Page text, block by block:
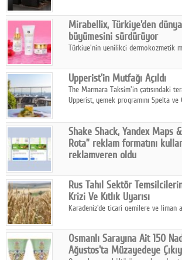
kontrol ünitesi Madoka Plus
Mirabellix, Türkiye'den
büyümesini sürdürüyor
Türkiye'nin yenilikçi dermokozmetik
ürünleriyle hem yurt içinde hem de
büyümesini sürdürüyor.
Upperist'in Mutfağı Açıldı
The Marmara Taksim'in çatısındaki
Upperist, yemek programını Spelta
Shake Shack, Yandex Maps
Rota” reklam formatını
reklamveren oldu
artırmak amacıyla Cereyan Medya
Yandex Maps & Navi'nin yeni
kullanan ilk marka oldu.
Rus Tahıl Sektör
Krizi Ve Kıtlık Uyarısı
Karadeniz'de ticari gemilere ve liman
geçirdi.
Osmanlı Sarayına Ait 150
Ağustos'ta Müzayedeye